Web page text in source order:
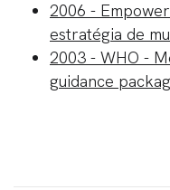
2006 -
estratégia de
2003 - WHO -
guidance